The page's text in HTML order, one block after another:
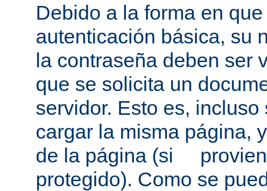
Debido a la forma en
autenticación básica, su
la contraseña deben ser
que se solicita un
servidor. Esto es,
cargar la misma página,
de la página (si
protegido). Como se